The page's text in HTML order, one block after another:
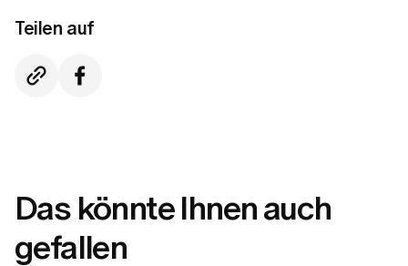
Teilen auf
Das könnte Ihnen auch
gefallen